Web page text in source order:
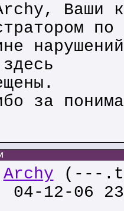
Ваши
по
за
Archy (---
12-06